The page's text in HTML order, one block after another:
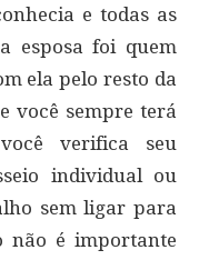
e todas as
esposa foi quem
ela pelo resto da
você sempre terá
verifica seu
individual ou
sem ligar para
não é importante